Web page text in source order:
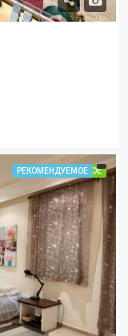
РЕКОМЕНДУЕМОЕ
РЕКОМЕНДУЕМОЕ